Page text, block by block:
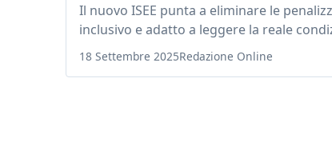
Il nuovo ISEE punta a eliminare le
inclusivo e adatto a leggere la reale
18 Settembre 2025Redazione Online